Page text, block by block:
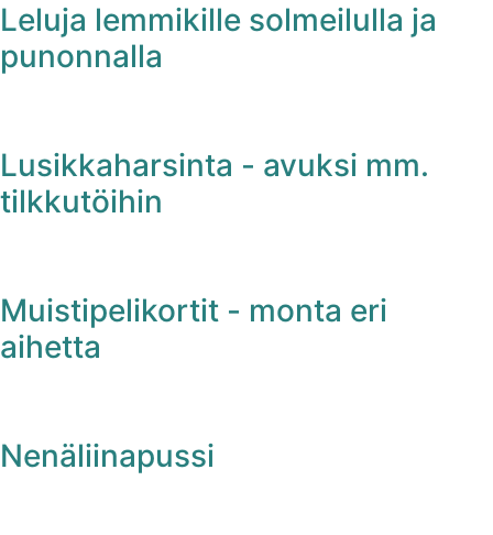
Leluja lemmikille solmeilulla ja
punonnalla
Lusikkaharsinta - avuksi mm.
tilkkutöihin
Muistipelikortit - monta eri
aihetta
Nenäliinapussi